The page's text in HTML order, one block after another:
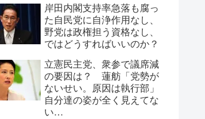
岸田内閣支持率急落も腐っ
た自民党に自浄作用なし、
野党は政権担う資格なし、
ではどうすればいいのか？
立憲民主党、衆参で議席減
の要因は？ 蓮舫「党勢が
ないせい。原因は執行部」
自分達の姿が全く見えてな
い…